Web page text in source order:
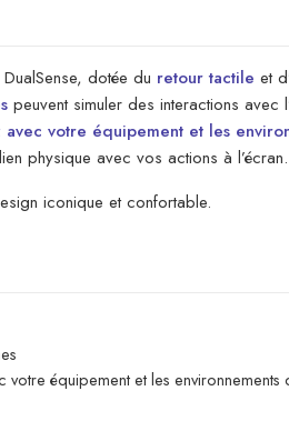
dotée du retour tactile et
peuvent simuler des interactions avec
votre équipement et les
physique avec vos actions à l’écran.
iconique et confortable.
équipement et les environnements